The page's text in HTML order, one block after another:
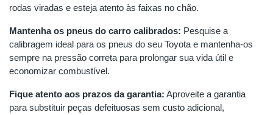
rodas viradas e esteja atento às faixas no chão.
Mantenha os pneus do carro calibrados: Pesquise a
calibragem ideal para os pneus do seu Toyota e mantenha-os
sempre na pressão correta para prolongar sua vida útil e
economizar combustível.
Fique atento aos prazos da garantia: Aproveite a garantia
para substituir peças defeituosas sem custo adicional,